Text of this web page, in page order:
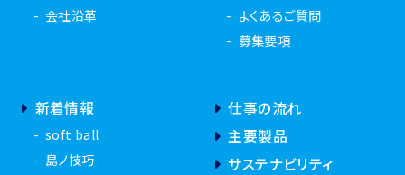
会社沿革
よくあるご質問
募集要項
新着情報
soft ball
島ノ技巧
仕事の流れ
主要製品
サステナビリティ